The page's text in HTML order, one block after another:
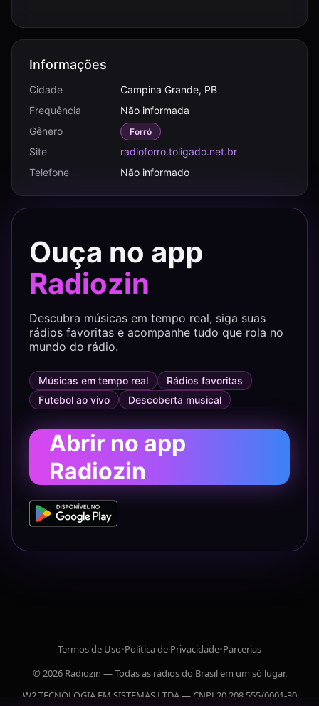
Informações
Cidade
Campina Grande, PB
Frequência
Não informada
Gênero
Forró
Site
radioforro.toligado.net.br
Telefone
Não informado
Ouça no app
Radiozin
Descubra músicas em tempo real, siga suas
rádios favoritas e acompanhe tudo que rola no
mundo do rádio.
Músicas em tempo real
Rádios favoritas
Futebol ao vivo
Descoberta musical
Abrir no app
Radiozin
Termos de Uso•Política de Privacidade•Parcerias
© 2026 Radiozin — Todas as rádios do Brasil em um só lugar.
W2 TECNOLOGIA EM SISTEMAS LTDA — CNPJ 20.208.555/0001-30